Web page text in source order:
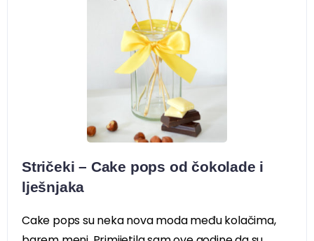
Stričeki – Cake pops od čokolade i
lješnjaka
Cake pops su neka nova moda među kolačima,